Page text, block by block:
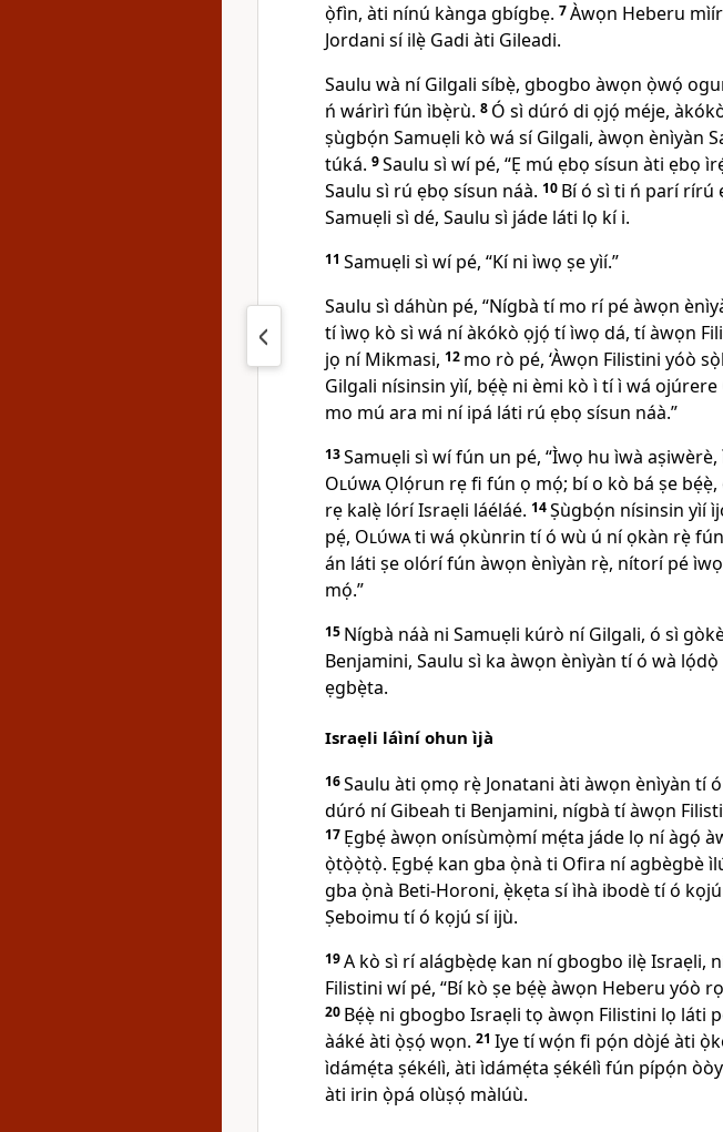
ọ̀fìn, àti nínú kànga gbígbẹ. 7Àwọn Heberu
Jordani sí ilẹ̀ Gadi àti Gileadi.
Saulu wà ní Gilgali síbẹ̀, gbogbo àwọn ọ̀wọ́
ń wárìrì fún ìbẹ̀rù. 8 Ó sì dúró di ọjọ́ méje,
ṣùgbọ́n Samuẹli kò wá sí Gilgali, àwọn ènìyàn
túká. 9Saulu sì wí pé, “Ẹ mú ẹbọ sísun àti ẹbọ
Saulu sì rú ẹbọ sísun náà. 10 Bí ó sì ti ń parí rírú
Samuẹli sì dé, Saulu sì jáde láti lọ kí i.
11 Samuẹli sì wí pé, “Kí ni ìwọ ṣe yìí.”
Saulu sì dáhùn pé, “Nígbà tí mo rí pé àwọn
tí ìwọ kò sì wá ní àkókò ọjọ́ tí ìwọ dá, tí àwọn
jọ ní Mikmasi, 12 mo rò pé, ‘Àwọn Filistini yóò
Gilgali nísinsin yìí, bẹ́ẹ̀ ni èmi kò ì tí ì wá ojúrere
mo mú ara mi ní ipá láti rú ẹbọ sísun náà.”
13Samuẹli sì wí fún un pé, “Ìwọ hu ìwà
OlúwaỌlọ́run rẹ fi fún ọ mọ́; bí o kò bá ṣe
rẹ kalẹ̀ lórí Israẹli láéláé. 14Ṣùgbọ́n nísinsin yìí
pẹ́, Olúwati wá ọkùnrin tí ó wù ú ní ọkàn rẹ̀
án láti ṣe olórí fún àwọn ènìyàn rẹ̀, nítorí pé
mọ́.”
15 Nígbà náà ni Samuẹli kúrò ní Gilgali, ó sì
Benjamini, Saulu sì ka àwọn ènìyàn tí ó wà
ẹgbẹ̀ta.
Israẹli láìní ohun ìjà
16Saulu àti ọmọ rẹ̀ Jonatani àti àwọn ènìyàn tí
dúró ní Gibeah ti Benjamini, nígbà tí àwọn
17 Ẹgbẹ́ àwọn onísùmọ̀mí mẹ́ta jáde lọ ní àgọ́
ọ̀tọ̀ọ̀tọ̀. Ẹgbẹ́ kan gba ọ̀nà ti Ofira ní agbègbè
gba ọ̀nà Beti-Horoni, ẹ̀kẹta sí ìhà ibodè tí ó
Ṣeboimu tí ó kọjú sí ijù.
19A kò sì rí alágbẹ̀dẹ kan ní gbogbo ilẹ̀ Israẹli,
Filistini wí pé, “Bí kò ṣe bẹ́ẹ̀ àwọn Heberu yóò
20 Bẹ́ẹ̀ ni gbogbo Israẹli tọ àwọn Filistini lọ láti
àáké àti ọ̀ṣọ́ wọn. 21 Iye tí wọ́n fi pọ́n dòjé àti
ìdámẹ́ta ṣékélì, àti ìdámẹ́ta ṣékélì fún pípọ́n
àti irin ọ̀pá olùṣọ́ màlúù.